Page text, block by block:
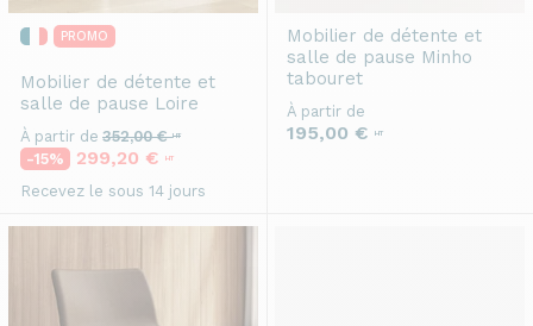
PROMO
Mobilier de détente et
salle de pause Loire
À partir de 352,00 €HT
-15% 299,20 € HT
Recevez le sous 14 jours
Mobilier de détente et
salle de pause Minho
tabouret
À partir de
195,00 € HT